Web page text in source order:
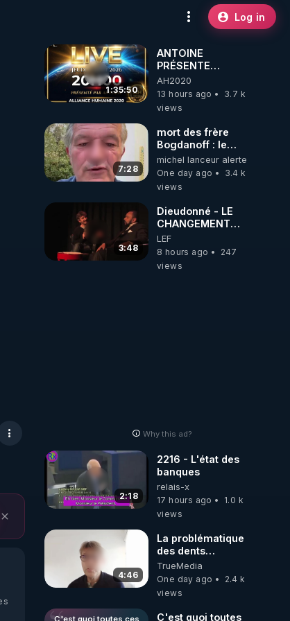
Log in
1:35:50
ANTOINE
PRÉSENTE
AH2020 LE LIVE
20H ***DU
06/08/2026***
AH2020
13 hours ago
3.7 k
views
7:28
mort des frère
Bogdanoff : le
mensonge d état
michel lanceur alerte
One day ago
3.4 k
views
3:48
Dieudonné - LE
CHANGEMENT
C'EST
MAINTENANT
LEF
8 hours ago
247
views
Why this ad?
2:18
2216 - L'état des
banques
relais-x
17 hours ago
1.0 k
views
4:46
La problématique
des dents
dévitalisées et
des implants
TrueMedia
One day ago
2.4 k
views
C'est quoi toutes ces
C'est quoi toutes